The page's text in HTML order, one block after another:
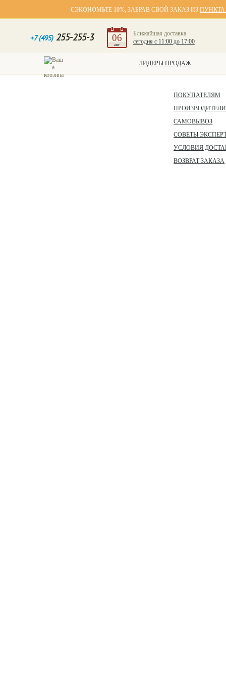
СЭКОНОМЬТЕ 10%, ЗАБРАВ СВОЙ ЗАКАЗ ИЗ
+7 (495) 255-255-3 06
авг
Ближайшая доставка
сегодня с 11:00 до 17:00
ЛИДЕРЫ ПРОДАЖ
ПОКУПАТЕЛЯМ
ПРОИЗВОДИТЕЛИ
САМОВЫВОЗ
СОВЕТЫ
УСЛОВИЯ
ВОЗВРАТ ЗАКАЗА